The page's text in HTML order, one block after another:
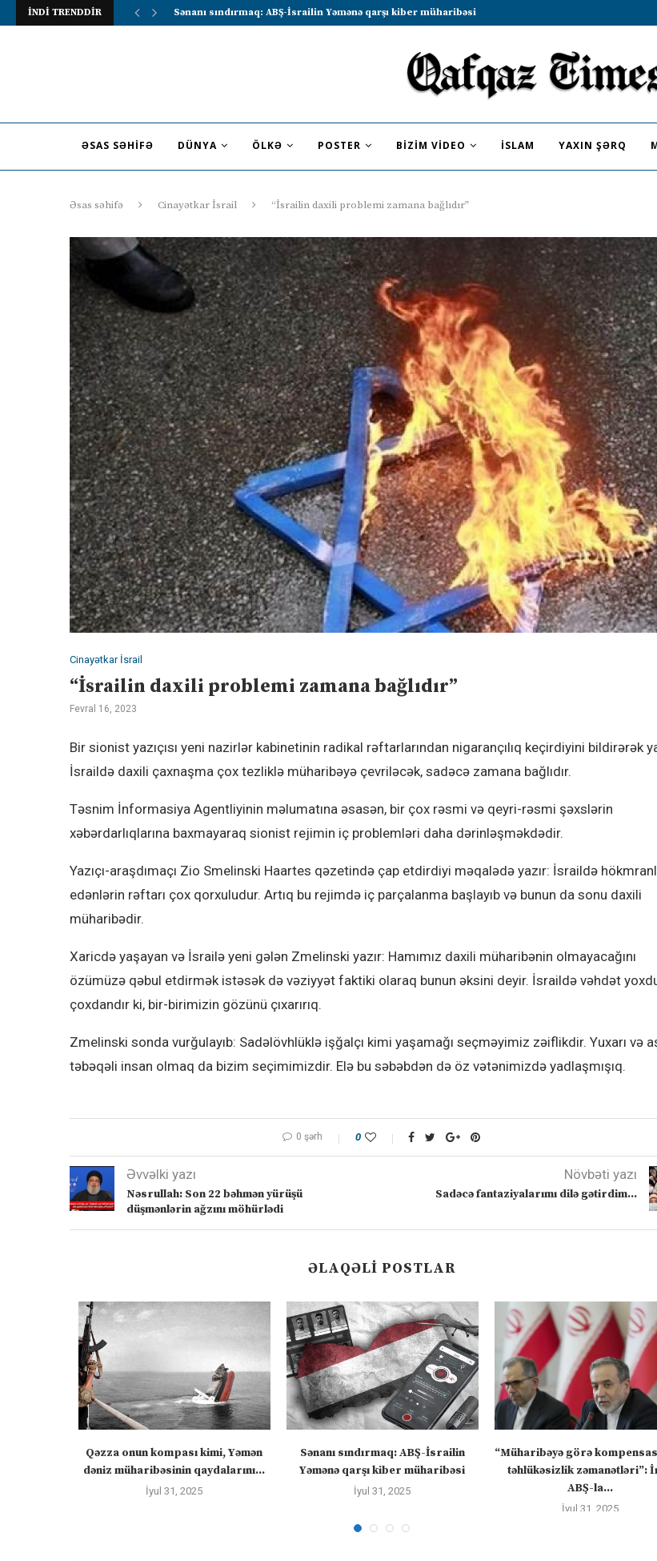
İNDİ TRENDDİR Lavrov Suriya prezidentini Rusiya–Ərəb sammitində iştirak etməyə dəvət...
ƏSAS SƏHIFƏ DÜNYA ÖLKƏ POSTER BIZIM VIDEO İSLAM YAXIN ŞƏRQ
Əsas səhifə Cinayətkar İsrail “İsrailin daxili problemi zamana bağlıdır”
Cinayətkar İsrail
“İsrailin daxili problemi zamana bağlıdır”
Fevral 16, 2023
Bir sionist yazıçısı yeni nazirlər kabinetinin radikal rəftarlarından nigarançılıq keçirdiyini bildirərək
İsraildə daxili çaxnaşma çox tezliklə müharibəyə çevriləcək, sadəcə zamana bağlıdır.
Təsnim İnformasiya Agentliyinin məlumatına əsasən, bir çox rəsmi və qeyri-rəsmi şəxslərin
xəbərdarlıqlarına baxmayaraq sionist rejimin iç problemləri daha dərinləşməkdədir.
Yazıçı-araşdımaçı Zio Smelinski Haartes qəzetində çap etdirdiyi məqalədə yazır: İsraildə
edənlərin rəftarı çox qorxuludur. Artıq bu rejimdə iç parçalanma başlayıb və bunun da sonu daxili
müharibədir.
Xaricdə yaşayan və İsrailə yeni gələn Zmelinski yazır: Hamımız daxili müharibənin olmayacağını
özümüzə qəbul etdirmək istəsək də vəziyyət faktiki olaraq bunun əksini deyir. İsraildə vəhdət
çoxdandır ki, bir-birimizin gözünü çıxarırıq.
Zmelinski sonda vurğulayıb: Sadəlövhlüklə işğalçı kimi yaşamağı seçməyimiz zəiflikdir. Yuxarı və
təbəqəli insan olmaq da bizim seçimimizdir. Elə bu səbəbdən də öz vətənimizdə yadlaşmışıq.
0 şərh 0
Əvvəlki yazı
Nəsrullah: Son 22 bəhmən yürüşü
düşmənlərin ağzını möhürlədi
Növbəti yazı
Sadəcə fantaziyalarımı dilə gətirdim…
ƏLAQƏLI POSTLAR
Qəzza onun kompası kimi, Yəmən
dəniz müharibəsinin qaydalarını...
İyul 31, 2025
Sənanı sındırmaq: ABŞ-İsrailin
Yəmənə qarşı kiber müharibəsi
İyul 31, 2025
“Müharibəyə görə
təhlükəsizlik zəmanətləri”:
ABŞ-la...
İyul 31, 2025